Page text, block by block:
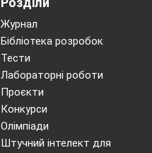
Журнал
Бібліотека розробок
Тести
Лабораторні роботи
Проєкти
Конкурси
Олімпіади
Штучний інтелект для